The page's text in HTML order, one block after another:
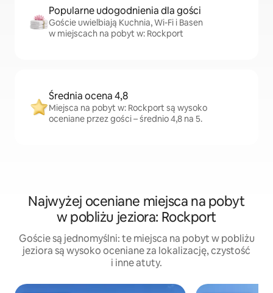
Popularne udogodnienia dla gości
Goście uwielbiają Kuchnia, Wi-Fi i Basen
w miejscach na pobyt w: Rockport
Średnia ocena 4,8
Miejsca na pobyt w: Rockport są wysoko
oceniane przez gości – średnio 4,8 na 5.
Najwyżej oceniane miejsca na pobyt
w pobliżu jeziora: Rockport
Goście są jednomyślni: te miejsca na pobyt w pobliżu
jeziora są wysoko oceniane za lokalizację, czystość
i inne atuty.